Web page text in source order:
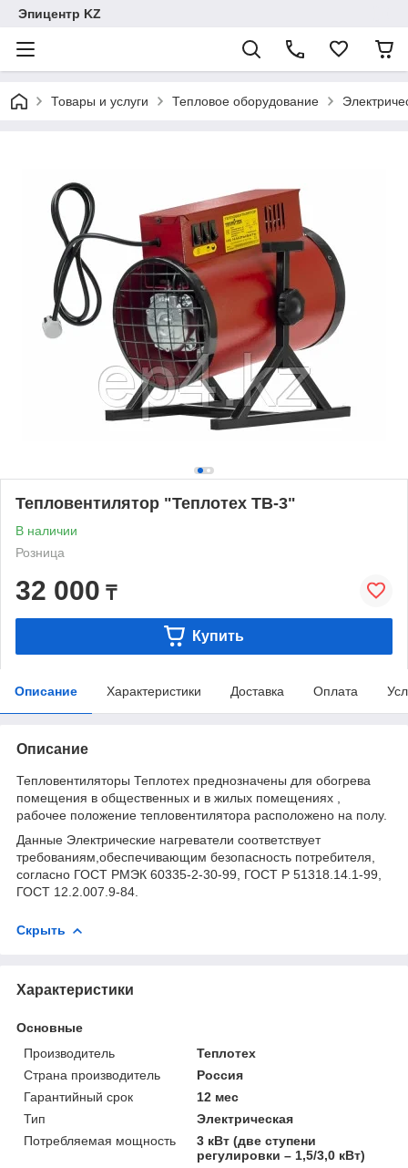
Эпицентр KZ
Товары и услуги Тепловое оборудование
Тепловентилятор "Теплотех ТВ-3"
В наличии
Розница
32 000 ₸
Купить
Описание Характеристики Доставка Оплата
Описание
Тепловентиляторы Теплотех преднозначены для обогрева
помещения в общественных и в жилых помещениях ,
рабочее положение тепловентилятора расположено на полу.
Данные Электрические нагреватели соответствует
требованиям,обеспечивающим безопасность потребителя,
согласно ГОСТ РМЭК 60335-2-30-99, ГОСТ Р 51318.14.1-99,
ГОСТ 12.2.007.9-84.
Скрыть
Характеристики
Основные
Производитель
Теплотех
Страна производитель
Россия
Гарантийный срок
12 мес
Тип
Электрическая
Потребляемая мощность
3 кВт (две ступени
регулировки – 1,5/3,0 кВт)